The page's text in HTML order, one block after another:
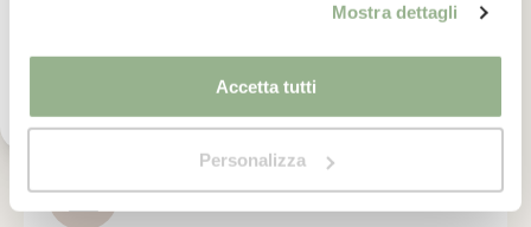
Mostra dettagli
Accetta tutti
Personalizza
(0)
(0)
Floriana Toxiri
vostra Privacy Policy ed acconsento al
comunicazioni tramite newsletter.